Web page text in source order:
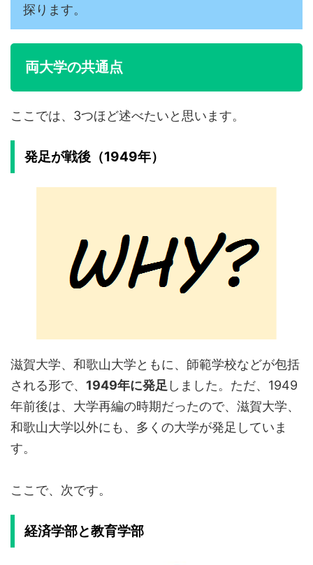
探ります。
両大学の共通点
ここでは、3つほど述べたいと思います。
発足が戦後（1949年）
滋賀大学、和歌山大学ともに、師範学校などが包括
される形で、 1949年に発足 しました。ただ、1949
年前後は、大学再編の時期だったので、滋賀大学、
和歌山大学以外にも、多くの大学が発足していま
す。
ここで、次です。
経済学部と教育学部